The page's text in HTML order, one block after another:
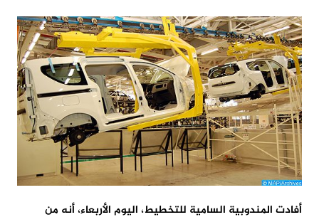
أفادت المندوبية السامية للتخطيط، اليوم الأربعاء، أنه من